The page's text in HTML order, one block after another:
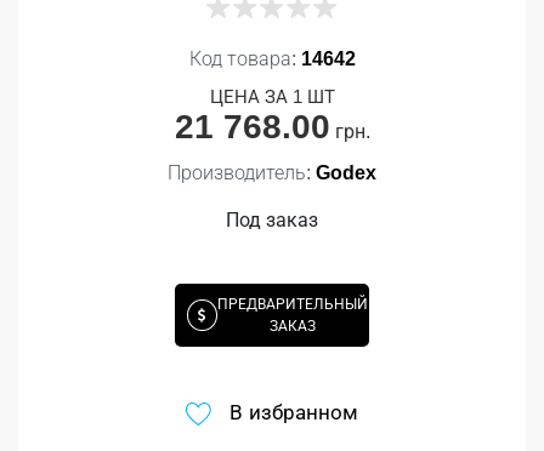
Код товара: 14642
ЦЕНА ЗА 1 ШТ
21 768.00 грн.
Производитель: Godex
Под заказ
ПРЕДВАРИТЕЛЬНЫЙ
ЗАКАЗ
В избранном